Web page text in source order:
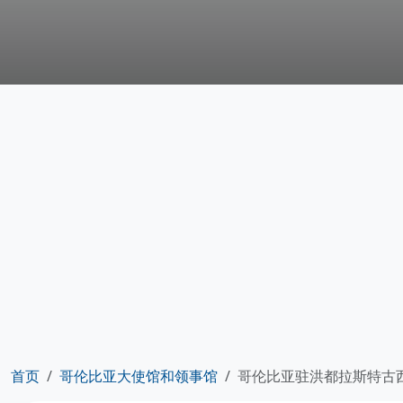
首页 哥伦比亚大使馆和领事馆 哥伦比亚驻洪都拉斯特古